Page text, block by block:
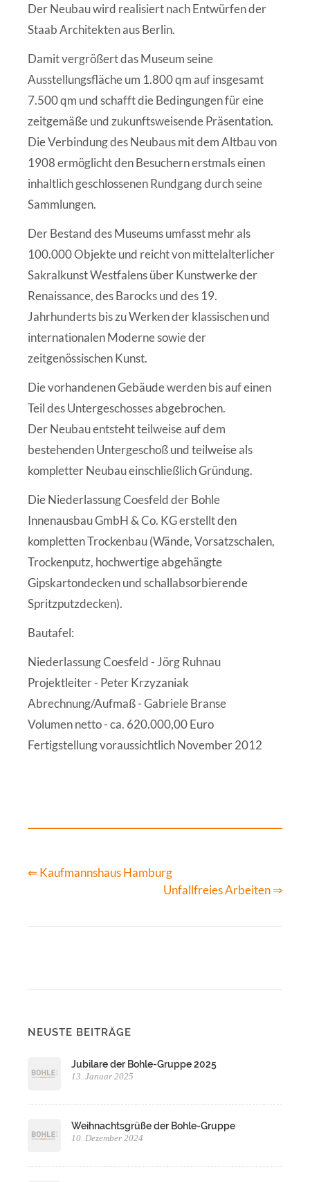
Der Neubau wird realisiert nach Entwürfen der
Staab Architekten aus Berlin.
Damit vergrößert das Museum seine
Ausstellungsfläche um 1.800 qm auf insgesamt
7.500 qm und schafft die Bedingungen für eine
zeitgemäße und zukunftsweisende Präsentation.
Die Verbindung des Neubaus mit dem Altbau von
1908 ermöglicht den Besuchern erstmals einen
inhaltlich geschlossenen Rundgang durch seine
Sammlungen.
Der Bestand des Museums umfasst mehr als
100.000 Objekte und reicht von mittelalterlicher
Sakralkunst Westfalens über Kunstwerke der
Renaissance, des Barocks und des 19.
Jahrhunderts bis zu Werken der klassischen und
internationalen Moderne sowie der
zeitgenössischen Kunst.
Die vorhandenen Gebäude werden bis auf einen
Teil des Untergeschosses abgebrochen.
Der Neubau entsteht teilweise auf dem
bestehenden Untergeschoß und teilweise als
kompletter Neubau einschließlich Gründung.
Die Niederlassung Coesfeld der Bohle
Innenausbau GmbH & Co. KG erstellt den
kompletten Trockenbau (Wände, Vorsatzschalen,
Trockenputz, hochwertige abgehängte
Gipskartondecken und schallabsorbierende
Spritzputzdecken).
Bautafel:
Niederlassung Coesfeld - Jörg Ruhnau
Projektleiter - Peter Krzyzaniak
Abrechnung/Aufmaß - Gabriele Branse
Volumen netto - ca. 620.000,00 Euro
Fertigstellung voraussichtlich November 2012
⇐ Kaufmannshaus Hamburg
Unfallfreies Arbeiten ⇒
NEUSTE BEITRÄGE
Jubilare der Bohle-Gruppe 2025
13. Januar 2025
Weihnachtsgrüße der Bohle-Gruppe
10. Dezember 2024